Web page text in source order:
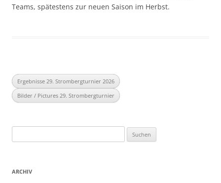
Teams, spätestens zur neuen Saison im Herbst.
Ergebnisse 29. Strombergturnier 2026
Bilder / Pictures 29. Strombergturnier
nach:
ARCHIV